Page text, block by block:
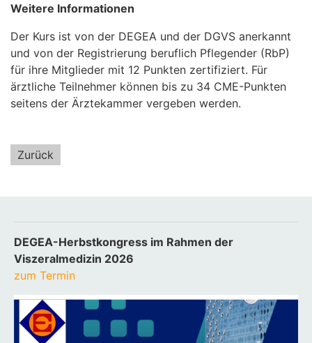
Weitere Informationen
Der Kurs ist von der DEGEA und der DGVS anerkannt
und von der Registrierung beruflich Pflegender (RbP)
für ihre Mitglieder mit 12 Punkten zertifiziert. Für
ärztliche Teilnehmer können bis zu 34 CME-Punkten
seitens der Ärztekammer vergeben werden.
Zurück
DEGEA-Herbstkongress im Rahmen der
Viszeralmedizin 2026
zum Termin